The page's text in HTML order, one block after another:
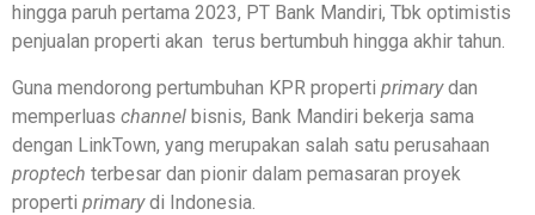
hingga paruh pertama 2023, PT Bank Mandiri, Tbk optimistis
penjualan properti akan terus bertumbuh hingga akhir tahun.
Guna mendorong pertumbuhan KPR properti primarydan
memperluas channel bisnis, Bank Mandiri bekerja sama
dengan LinkTown, yang merupakan salah satu perusahaan
proptech terbesar dan pionir dalam pemasaran proyek
properti primarydi Indonesia.